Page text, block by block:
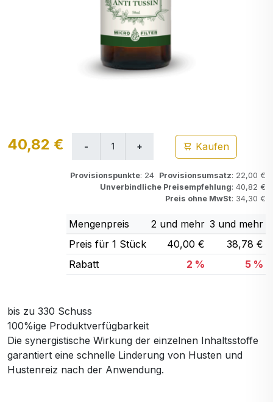
40,82 € Kaufen
Provisionspunkte: 24 Provisionsumsatz: 22,00 €
Unverbindliche Preisempfehlung: 40,82 €
Preis ohne MwSt: 34,30 €
Mengenpreis 2 und mehr 3 und mehr
Preis für 1 Stück
40,00 €
38,78 €
Rabatt
2 % 5 %
bis zu 330 Schuss
100%ige Produktverfügbarkeit
Die synergistische Wirkung der einzelnen Inhaltsstoffe
garantiert eine schnelle Linderung von Husten und
Hustenreiz nach der Anwendung.